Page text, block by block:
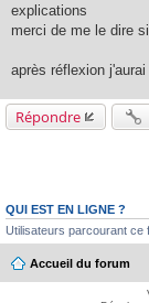
explications
merci de me le dire
après réflexion
Répondre
QUI EST EN LIGNE ?
Utilisateurs parcourant ce
Accueil du forum